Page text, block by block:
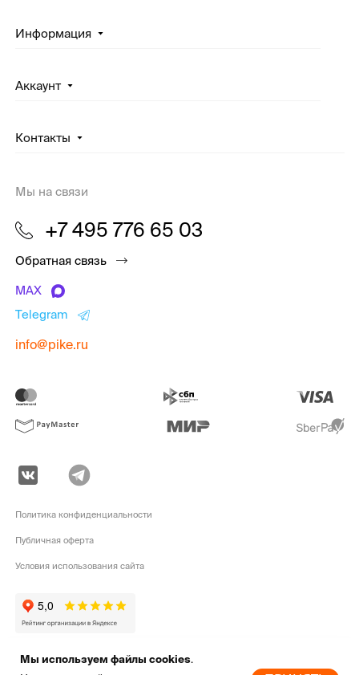
Информация
Аккаунт
Контакты
Мы на связи
+7 495 776 65 03
Обратная связь
MAX
Telegram
info@pike.ru
pike.ru © 2010 - 2026 | Высококачественная
Политика конфиденциальности
Публичная оферта
Условия использования сайта
Мы используем файлы cookies.